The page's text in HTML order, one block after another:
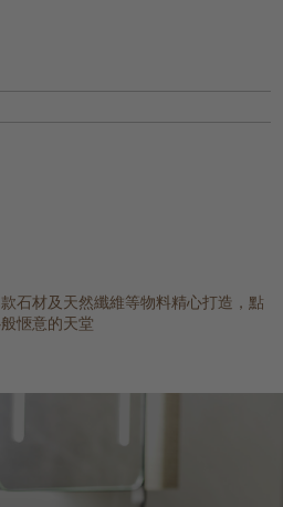
石材及天然纖維等物料精心打造，點
愜意的天堂